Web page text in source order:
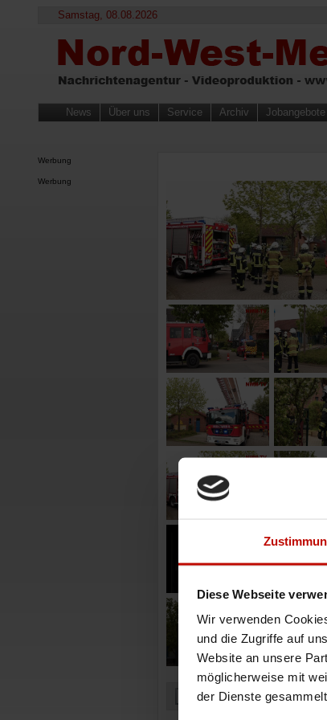
Diese Webseite
Wir verwenden
und die Zugriffe auf
Website an unsere
möglicherweise mit
der Dienste
Samstag, 08.08.2026
News Über uns Service Archiv Jobangebote
Werbung
Werbung
Zurück zur Übersicht